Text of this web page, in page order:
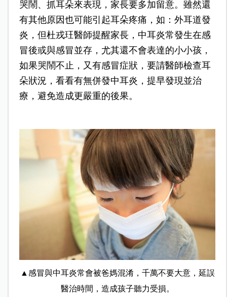
哭鬧、抓耳朵來表現，家長要多加留意。雖然還
有其他原因也可能引起耳朵疼痛，如：外耳道發
炎，但杜戎玨醫師提醒家長，中耳炎常發生在感
冒後或與感冒並存，尤其還不會表達的小小孩，
如果哭鬧不止，又有感冒症狀，要請醫師檢查耳
朵狀況，看看有無併發中耳炎，提早發現並治
療，避免造成更嚴重的後果。
▲感冒與中耳炎常會被爸媽混淆，千萬不要大意，延誤
醫治時間，造成孩子聽力受損。